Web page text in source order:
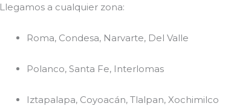
Llegamos a cualquier zona:
Roma, Condesa, Narvarte, Del Valle
Polanco, Santa Fe, Interlomas
Iztapalapa, Coyoacán, Tlalpan, Xochimilco